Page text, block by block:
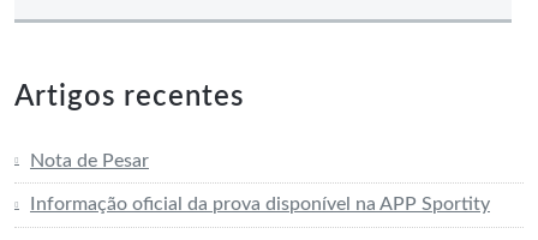
Artigos recentes
Nota de Pesar
Informação oficial da prova disponível na APP Sportity